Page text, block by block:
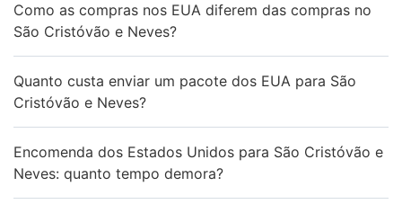
Como as compras nos EUA diferem das compras no
São Cristóvão e Neves?
Quanto custa enviar um pacote dos EUA para São
Cristóvão e Neves?
Encomenda dos Estados Unidos para São Cristóvão e
Neves: quanto tempo demora?